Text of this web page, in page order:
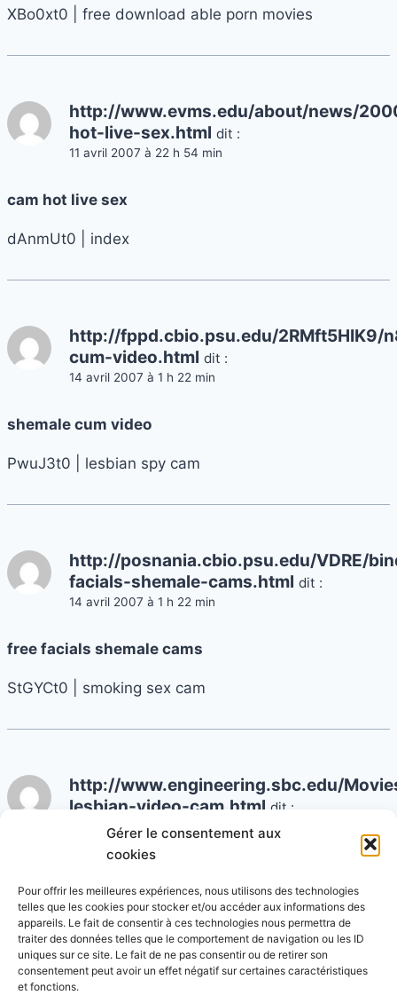
Gérer le consentement aux
cookies
Pour offrir les meilleures expériences, nous utilisons des technologies
telles que les cookies pour stocker et/ou accéder aux informations des
appareils. Le fait de consentir à ces technologies nous permettra de
traiter des données telles que le comportement de navigation ou les ID
uniques sur ce site. Le fait de ne pas consentir ou de retirer son
consentement peut avoir un effet négatif sur certaines caractéristiques
et fonctions.
XBo0xt0 | free download able porn movies
http://www.evms.edu/about/news/
hot-live-sex.html dit :
11 avril 2007 à 22 h 54 min
cam hot live sex
dAnmUt0 | index
http://fppd.cbio.psu.edu/2RMft5HIK9/
cum-video.html dit :
14 avril 2007 à 1 h 22 min
shemale cum video
PwuJ3t0 | lesbian spy cam
http://posnania.cbio.psu.edu/VDRE/
facials-shemale-cams.html dit :
14 avril 2007 à 1 h 22 min
free facials shemale cams
StGYCt0 | smoking sex cam
http://www.engineering.sbc.edu/
lesbian-video-cam.html dit :
14 avril 2007 à 1 h 24 min
5bkHYt0 | shemale orgams videos